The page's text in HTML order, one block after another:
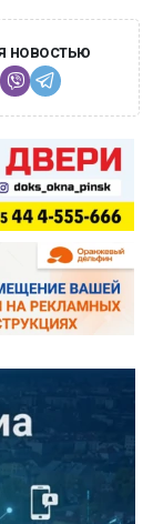
новостью